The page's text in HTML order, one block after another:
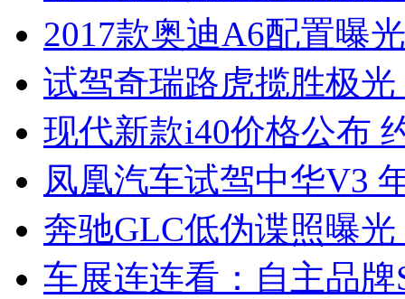
2017款奥迪A6配置曝
试驾奇瑞路虎揽胜极
现代新款i40价格公布
凤凰汽车试驾中华V3
奔驰GLC低伪谍照曝
车展连连看：自主品牌